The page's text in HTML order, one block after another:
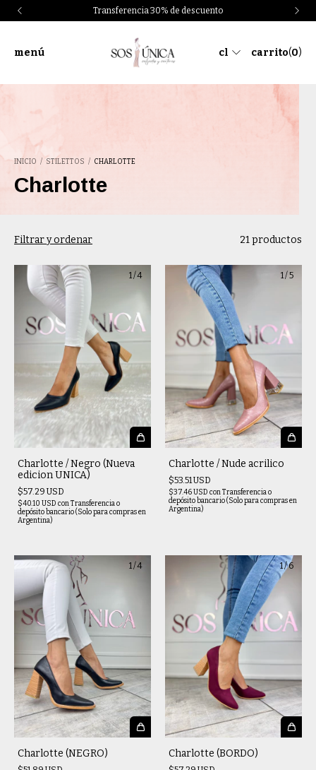
Transferencia 30% de descuento
menú cl carrito(0)
INICIO / STILETTOS / CHARLOTTE
Charlotte
Filtrar y ordenar 21 productos
1/4
Charlotte / Negro (Nueva
edicion UNICA)
$57.29 USD
$40.10 USD conTransferencia o
depósito bancario (Solo para compras en
Argentina)
1/5
Charlotte / Nude acrilico
$53.51 USD
$37.46 USD conTransferencia o
depósito bancario (Solo para compras en
Argentina)
1 /4
Charlotte (NEGRO)
1/6
Charlotte (BORDO)